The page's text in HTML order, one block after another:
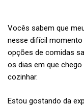
Vocês sabem que
nesse difícil
opções de comidas
os dias em que
cozinhar.
Estou gostando da